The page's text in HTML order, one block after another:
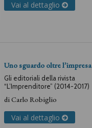
Vai al dettaglio
Uno sguardo oltre l’impresa
Gli editoriali della rivista
“L’Imprenditore” (2014-2017)
diCarlo Robiglio
Vai al dettaglio